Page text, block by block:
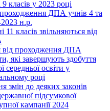
класів у 2023 році
проходження ДПА учнів 4 та
2023 н.р.
11 класів звільняються від
від проходження ДПА
які завершують здобуття
середньої освіти у
році
змін до деяких законів
підсумкової
кампанії 2024